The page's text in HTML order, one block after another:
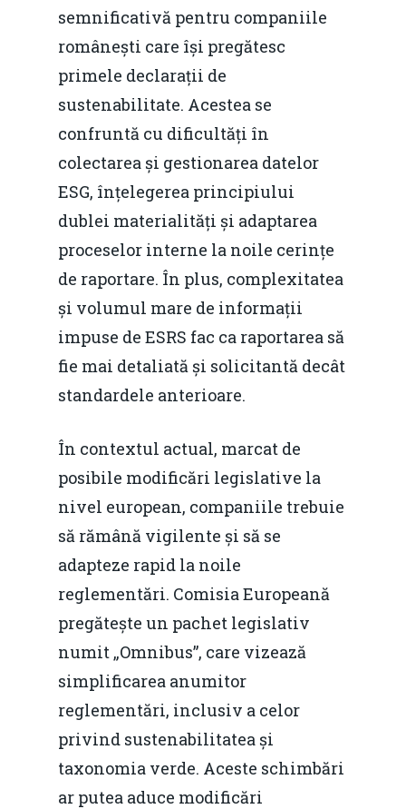
semnificativă pentru companiile
românești care își pregătesc
primele declarații de
sustenabilitate. Acestea se
confruntă cu dificultăți în
colectarea și gestionarea datelor
ESG, înțelegerea principiului
dublei materialități și adaptarea
proceselor interne la noile cerințe
de raportare. În plus, complexitatea
și volumul mare de informații
impuse de ESRS fac ca raportarea să
fie mai detaliată și solicitantă decât
standardele anterioare.
În contextul actual, marcat de
posibile modificări legislative la
nivel european, companiile trebuie
să rămână vigilente și să se
adapteze rapid la noile
reglementări. Comisia Europeană
pregătește un pachet legislativ
numit „Omnibus”, care vizează
simplificarea anumitor
reglementări, inclusiv a celor
privind sustenabilitatea și
taxonomia verde. Aceste schimbări
ar putea aduce modificări